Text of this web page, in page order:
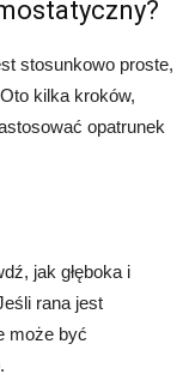
stosunkowo proste,
kilka kroków,
opatrunek
jak głęboka i
rana jest
może być